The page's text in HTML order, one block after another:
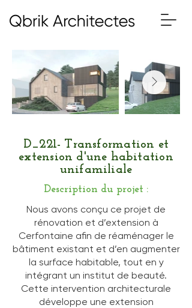
D_221- Transformation et
extension d'une habitation
unifamiliale
Description du projet :
Nous avons conçu ce projet de
rénovation et d’extension à
Cerfontaine afin de réaménager le
bâtiment existant et d’en augmenter
la surface habitable, tout en y
intégrant un institut de beauté.
Cette intervention architecturale
développe une extension